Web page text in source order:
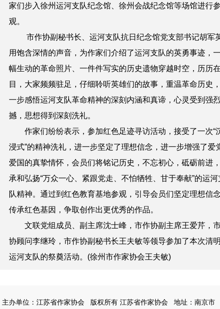
家们步入徐州运河支队纪念馆、徐州会战纪念馆等场馆进行
观。
市作协副秘书长、运河支队抗日纪念馆党支部书记胡军
用饱含深情的声音，为作家们介绍了运河支队的英勇事迹，
幅生动的革命照片、一件件写实的历史遗物穿越时空，历历
目，大家频频驻足，仔细聆听英雄们的故事 ，重温革命历史
一步感悟运河支队革命精神的深刻内涵和真谛，心灵受到强
撼，思想得到深刻洗礼。
作家们纷纷表示，参加红色足迹寻访活动，接受了一次“
浸式”的精神洗礼，进一步坚定了理想信念，进一步增强了爱
爱国的真挚情怀，会员们将铭记历史，不忘初心，砥砺前进
承和弘扬“万众一心、紧跟党走、不怕牺牲、甘于奉献”的运河
队精神。通过到红色教育基地参观，引导会员们坚定理想信
传承红色基因，争取创作出更优秀的作品。
文联党组成员、副 主席沈士峰， 市作协副主席王爱芹，
协顾问李继玲 ，市作协副秘书长王夫敏等领导参加了本次清
运河支队的祭奠活动。(徐州市作家协会王夫敏)
主办单位：江苏省作家协会 版权所有 江苏省作家协会
地址：南京市